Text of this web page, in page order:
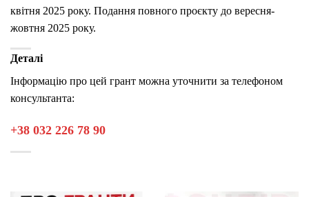
квітня 2025 року. Подання повного проєкту до вересня-
жовтня 2025 року.
Деталі
Інформацію про цей грант можна уточнити за телефоном
консультанта:
+38 032 226 78 90